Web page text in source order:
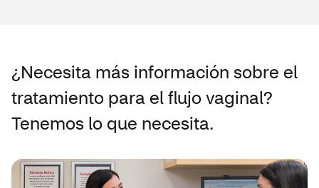
¿Necesita más información sobre el
tratamiento para el flujo vaginal?
Tenemos lo que necesita.